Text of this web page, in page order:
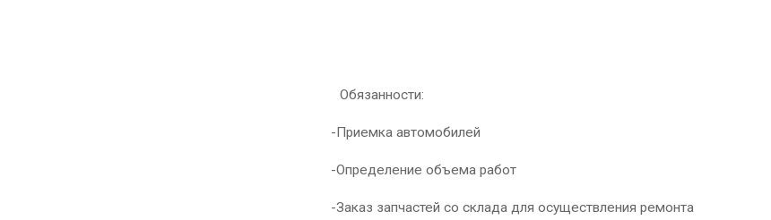
Обязанности:
-Приемка автомобилей
-Определение объема работ
-Заказ запчастей со склада для осуществления ремонта